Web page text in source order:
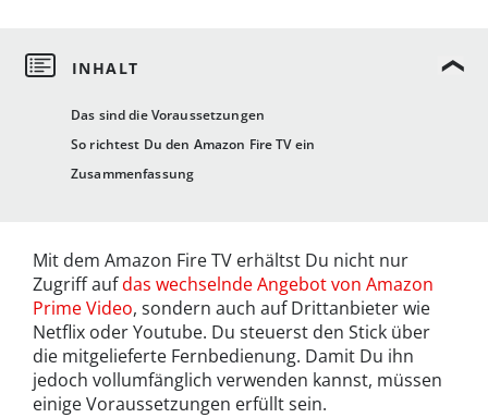
Das sind die Voraussetzungen
So richtest Du den Amazon Fire TV ein
Zusammenfassung
Mit dem Amazon Fire TV erhältst Du nicht nur
Zugriff aufdas wechselnde Angebot von Amazon
Prime Video, sondern auch auf Drittanbieter wie
Netflix oder Youtube. Du steuerst den Stick über
die mitgelieferte Fernbedienung. Damit Du ihn
jedoch vollumfänglich verwenden kannst, müssen
einige Voraussetzungen erfüllt sein.